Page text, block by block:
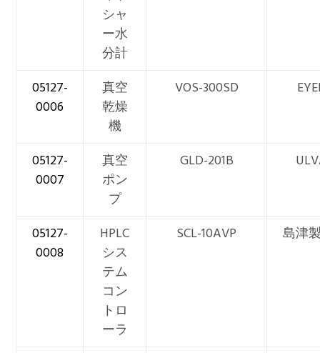
シャ
ー水
分計
05127-
0006
真空
乾燥
機
VOS-300SD
05127-
0007
真空
ポン
プ
GLD-201B
05127-
0008
HPLC
シス
テム
コン
トロ
ーラ
SCL-10AVP 島津